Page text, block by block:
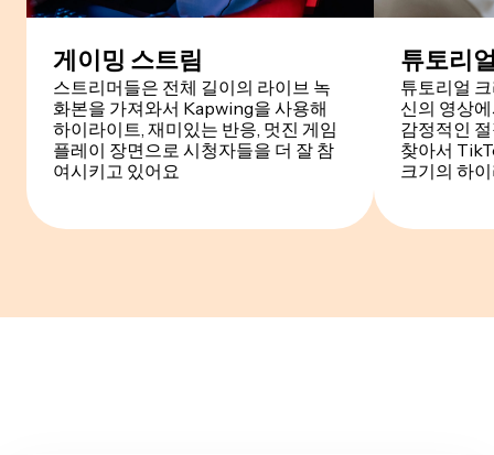
게이밍 스트림
스트리머들은 전체 길이의 라이브 녹
화본을 가져와서 Kapwing을 사용해
하이라이트, 재미있는 반응, 멋진 게임
플레이 장면으로 시청자들을 더 잘 참
여시키고 있어요
튜토리
튜토리얼
신의 영상
감정적인
찾아서
크기의 하